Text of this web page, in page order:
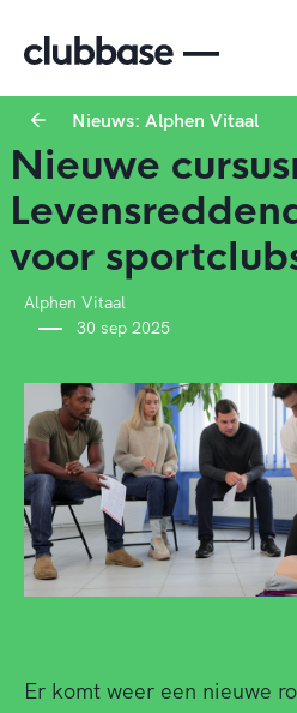
Nieuws: Alphen Vitaal
Nieuwe
voor
Alphen Vitaal
30 sep 2025
Er komt weer een nieuwe